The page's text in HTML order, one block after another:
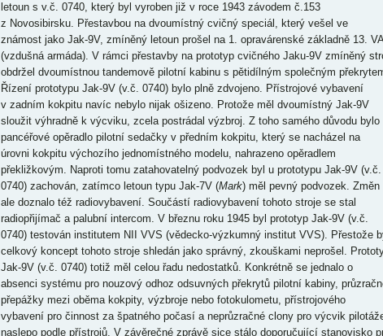
letoun s v.č. 0740, který byl vyroben již v roce 1943 závodem č.153
z Novosibirsku. Přestavbou na dvoumístný cvičný speciál, který vešel ve
známost jako Jak-9V, zmíněný letoun prošel na 1. opravárenské základně 13. VA
(vzdušná armáda). V rámci přestavby na prototyp cvičného Jaku-9V zmíněný
obdržel dvoumístnou tandemově pilotní kabinu s pětidílným společným
Řízení prototypu Jak-9V (v.č. 0740) bylo plně zdvojeno. Přístrojové vybavení
v zadním kokpitu navíc nebylo nijak ošizeno. Protože měl dvoumístný Jak-9V
sloužit výhradně k výcviku, zcela postrádal výzbroj. Z toho samého důvodu bylo
pancéřové opěradlo pilotní sedačky v předním kokpitu, který se nacházel na
úrovni kokpitu výchozího jednomístného modelu, nahrazeno opěradlem
překližkovým. Naproti tomu zatahovatelný podvozek byl u prototypu Jak-9V (v.č.
0740) zachován, zatímco letoun typu Jak-7V (Mark) měl pevný podvozek. Změn
ale doznalo též radiovybavení. Součástí radiovybavení tohoto stroje se stal
radiopřijímač a palubní intercom. V březnu roku 1945 byl prototyp Jak-9V (v.č.
0740) testován institutem NII VVS (vědecko-výzkumný institut VVS). Přestože
celkový koncept tohoto stroje shledán jako správný, zkouškami neprošel.
Jak-9V (v.č. 0740) totiž měl celou řadu nedostatků. Konkrétně se jednalo o
absenci systému pro nouzový odhoz odsuvných překrytů pilotní kabiny,
přepážky mezi oběma kokpity, výzbroje nebo fotokulometu, přístrojového
vybavení pro činnost za špatného počasí a neprůzračné clony pro výcvik
naslepo podle přístrojů. V závěrečné zprávě sice stálo doporučující stanovisko